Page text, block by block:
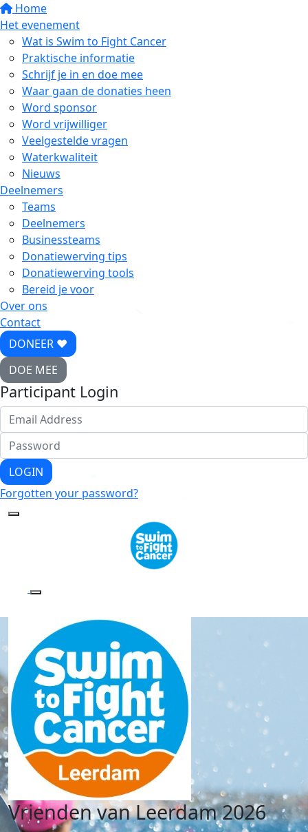
Home
Het evenement
Wat is Swim to Fight Cancer
Praktische informatie
Schrijf je in en doe mee
Waar gaan de donaties heen
Word sponsor
Word vrijwilliger
Veelgestelde vragen
Waterkwaliteit
Nieuws
Deelnemers
Teams
Deelnemers
Businessteams
Donatiewerving tips
Donatiewerving tools
Bereid je voor
Over ons
Contact
DONEER ♥
DOE MEE
Participant Login
LOGIN
Forgotten your password?
Vrienden van Leerdam 2026